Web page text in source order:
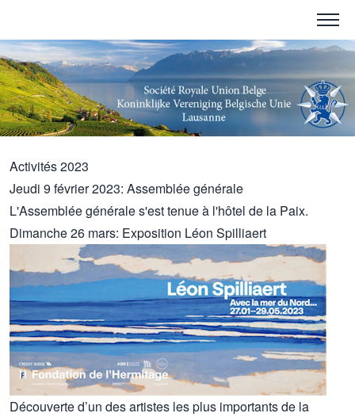
Activités 2023
Jeudi 9 février 2023: Assemblée générale
L'Assemblée générale s'est tenue à l'hôtel de la Paix.
Dimanche 26 mars: Exposition Léon Spilliaert
Découverte d’un des artistes les plus importants de la